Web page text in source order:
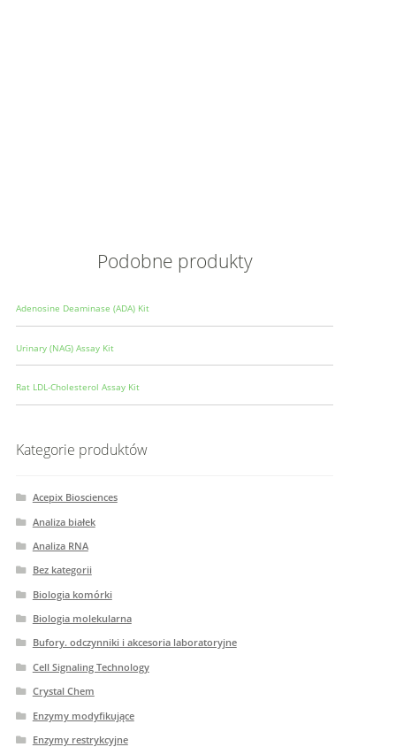
Podobne produkty
Adenosine Deaminase (ADA) Kit
Urinary (NAG) Assay Kit
Rat LDL-Cholesterol Assay Kit
Kategorie produktów
Acepix Biosciences
Analiza białek
Analiza RNA
Bez kategorii
Biologia komórki
Biologia molekularna
Bufory. odczynniki i akcesoria laboratoryjne
Cell Signaling Technology
Crystal Chem
Enzymy modyfikujące
Enzymy restrykcyjne